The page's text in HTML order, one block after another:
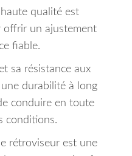
qualité est
offrir un ajustement
fiable.
sa résistance aux
durabilité à long
conduire en toute
conditions.
rétroviseur est une